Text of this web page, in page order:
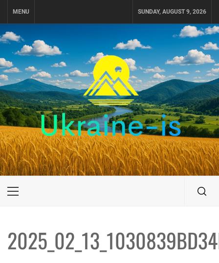
MENU SUNDAY, AUGUST 9, 2026
UKRAINE-IS
ПОДОРОЖI ПО УКРАЇНІ
Primary